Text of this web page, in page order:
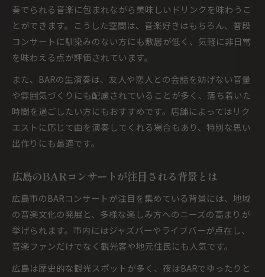
奏でられる音楽に包まれながら美味しいドリンクを味わうこ
とができます。こうした空間は、音楽好きはもちろん、普段
コンサートに馴染みのない方にも敷居が低く、気軽に非日常
を味わえる点が評価されています。
また、BARの生演奏は、友人や恋人との会話を妨げない音量
や雰囲気づくりにも配慮されていることが多く、落ち着いた
時間を過ごしたい方にもおすすめです。店舗によってはリク
エストに応じて曲を演奏してくれる場合もあり、特別な思い
出作りにも最適です。
広島のBARコンサートが注目される背景とは
広島市のBARコンサートが注目を集めている背景には、地域
の音楽文化の発展と、多様な楽しみ方へのニーズの高まりが
挙げられます。市内にはジャズバーやライブバーが点在し、
音楽ファンだけでなく観光客や地元住民にも人気です。
広島は歴史的な観光スポットが多く、夜はBARでゆったりと